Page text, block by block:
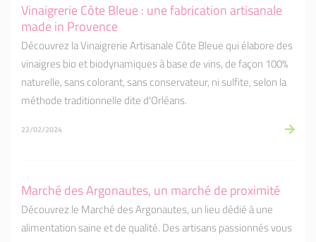
Vinaigrerie Côte Bleue : une fabrication artisanale
made in Provence
Découvrez la Vinaigrerie Artisanale Côte Bleue qui ​élabore des
vinaigres bio et biodynamiques à base de vins, de façon 100%
naturelle, sans colorant, sans conservateur, ni sulfite, selon la
méthode traditionnelle dite d'Orléans.
22/02/2024
Marché des Argonautes, un marché de proximité
Découvrez le Marché des Argonautes, un lieu dédié à une
alimentation saine et de qualité. Des artisans passionnés vous